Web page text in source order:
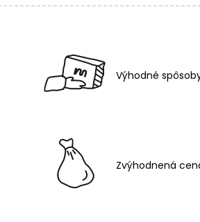
Výhodné
Zvýhodnená